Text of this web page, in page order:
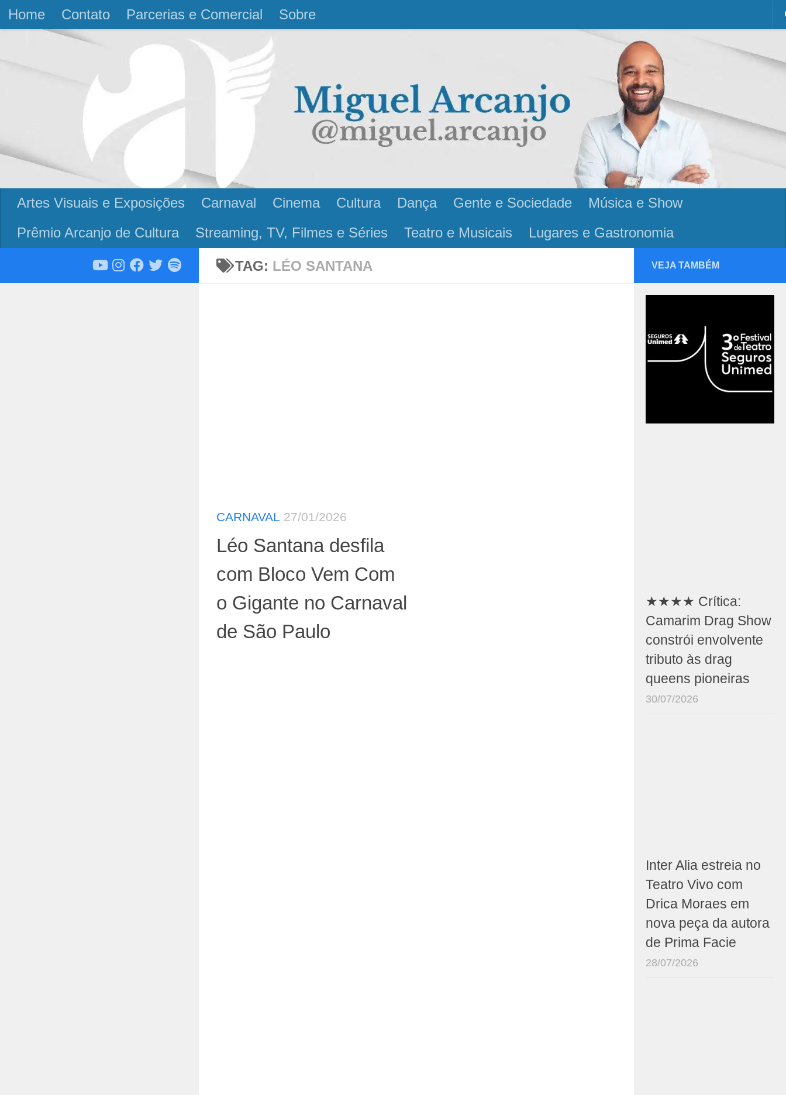
Skip to content
Home Contato Parcerias e Comercial Sobre
Artes Visuais e Exposições Carnaval Cinema Cultura Dança Gente e Sociedade
Música e Show
Prêmio Arcanjo de Cultura
Streaming, TV, Filmes e Séries Teatro e Musicais Lugares e Gastronomia
TAG: LÉO SANTANA
CARNAVAL 27/01/2026
Léo Santana desfila
com Bloco Vem Com
o Gigante no Carnaval
de São Paulo
VEJA TAMBÉM
★★★★ Crítica:
Camarim Drag Show
constrói envolvente
tributo às drag
queens pioneiras
30/07/2026
Inter Alia estreia no
Teatro Vivo com
Drica Moraes em
nova peça da autora
de Prima Facie
28/07/2026